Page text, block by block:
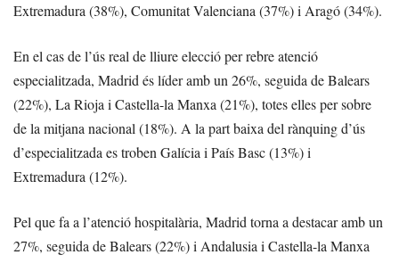
Extremadura (38%), Comunitat Valenciana (37%) i Aragó (34%).
En el cas de l’ús real de lliure elecció per rebre atenció
especialitzada, Madrid és líder amb un 26%, seguida de Balears
(22%), La Rioja i Castella-la Manxa (21%), totes elles per sobre
de la mitjana nacional (18%). A la part baixa del rànquing d’ús
d’especialitzada es troben Galícia i País Basc (13%) i
Extremadura (12%).
Pel que fa a l’atenció hospitalària, Madrid torna a destacar amb un
27%, seguida de Balears (22%) i Andalusia i Castella-la Manxa